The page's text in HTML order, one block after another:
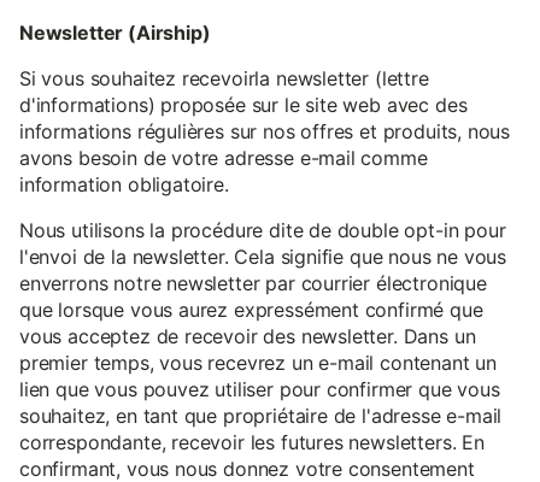
Newsletter (Airship)
Si vous souhaitez recevoirla newsletter (lettre
d'informations) proposée sur le site web avec des
informations régulières sur nos offres et produits, nous
avons besoin de votre adresse e-mail comme
information obligatoire.
Nous utilisons la procédure dite de double opt-in pour
l'envoi de la newsletter. Cela signifie que nous ne vous
enverrons notre newsletter par courrier électronique
que lorsque vous aurez expressément confirmé que
vous acceptez de recevoir des newsletter. Dans un
premier temps, vous recevrez un e-mail contenant un
lien que vous pouvez utiliser pour confirmer que vous
souhaitez, en tant que propriétaire de l'adresse e-mail
correspondante, recevoir les futures newsletters. En
confirmant, vous nous donnez votre consentement